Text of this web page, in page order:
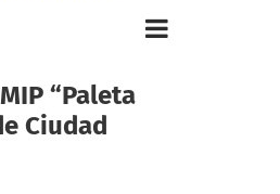
“Paleta
Ciudad